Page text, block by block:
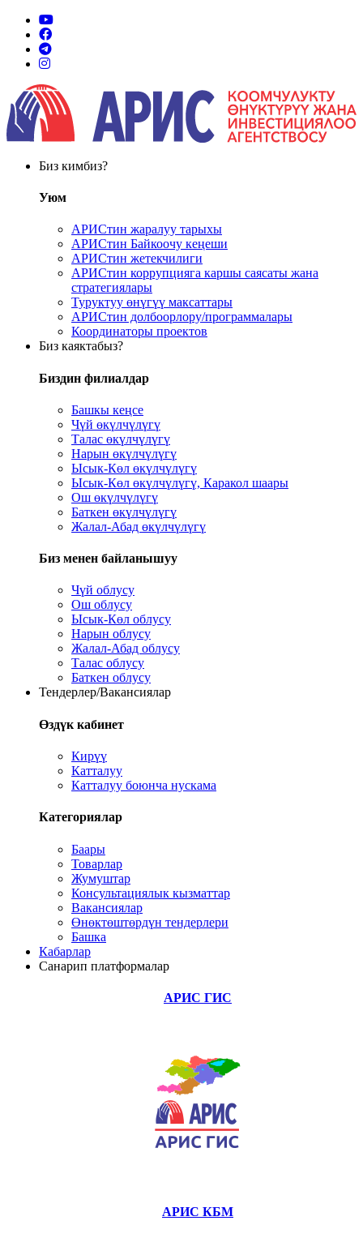
Биз кимбиз?
Уюм
АРИСтин жаралуу тарыхы
АРИСтин Байкоочу кеңеши
АРИСтин жетекчилиги
АРИСтин коррупцияга каршы саясаты жана
стратегиялары
Туруктуу өнүгүү максаттары
АРИСтин долбоорлору/программалары
Координаторы проектов
Биз каяктабыз?
Биздин филиалдар
Башкы кеңсе
Чүй өкүлчүлүгү
Талас өкүлчүлүгү
Нарын өкүлчүлүгү
Ысык-Көл өкүлчүлүгү
Ысык-Көл өкүлчүлүгү, Каракол шаары
Ош өкүлчүлүгү
Баткен өкүлчүлүгү
Жалал-Абад өкүлчүлүгү
Биз менен байланышуу
Чүй облусу
Ош облусу
Ысык-Көл облусу
Нарын облусу
Жалал-Абад облусу
Талас облусу
Баткен облусу
Тендерлер/Вакансиялар
Өздүк кабинет
Кирүү
Катталуу
Катталуу боюнча нускама
Категориялар
Баары
Товарлар
Жумуштар
Консультациялык кызматтар
Вакансиялар
Өнөктөштөрдүн тендерлери
Башка
Кабарлар
Санарип платформалар
АРИС ГИС
АРИС КБМ